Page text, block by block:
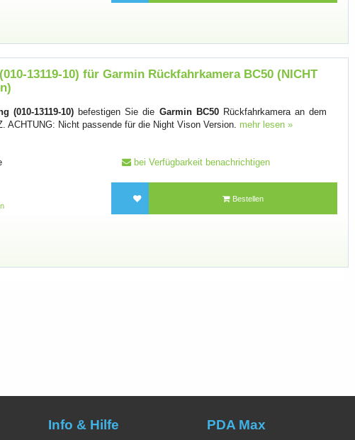
13119-10) für Garmin Rückfahrkamera BC50 (NICHT
(010-13119-10)befestigen Sie die Garmin BC50Rückfahrkamera an dem
ACHTUNG: Nicht passende für die Night Vison Version. mehr lesen »
bei Verfügbarkeit benachrichtigen
Bestellen
Info & Hilfe PDA Max